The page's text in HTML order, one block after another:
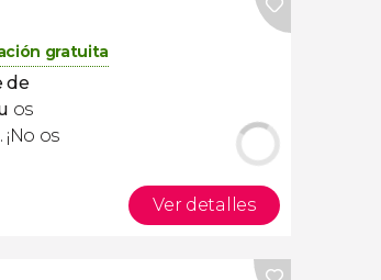
gratuita
de
os
os
Ver detalles